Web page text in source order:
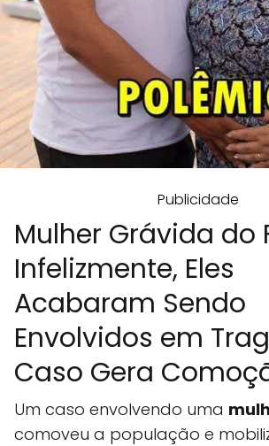
Publicidade
Mulher Grávida do
Infelizmente, Eles
Acabaram Sendo
Envolvidos em
Caso Gera
Um caso envolvendo uma
comoveu a população e